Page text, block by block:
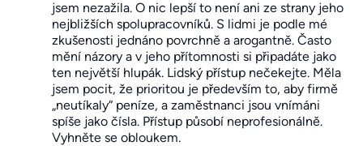
jsem nezažila. O nic lepší to není ani ze strany jeho
nejbližších spolupracovníků. S lidmi je podle mé
zkušenosti jednáno povrchně a arogantně. Často
mění názory a v jeho přítomnosti si připadáte jako
ten největší hlupák. Lidský přístup nečekejte. Měla
jsem pocit, že prioritou je především to, aby firmě
„neutíkaly“ peníze, a zaměstnanci jsou vnímáni
spíše jako čísla. Přístup působí neprofesionálně.
Vyhněte se obloukem.